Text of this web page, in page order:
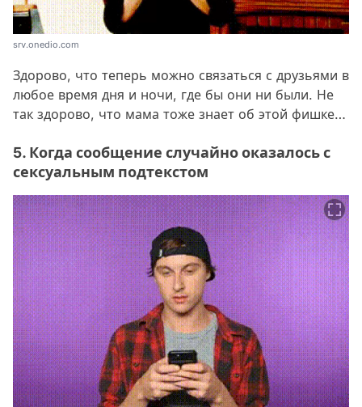
srv.onedio.com
Здорово, что теперь можно связаться с друзьями в
любое время дня и ночи, где бы они ни были. Не
так здорово, что мама тоже знает об этой фишке…
5. Когда сообщение случайно оказалось с
сексуальным подтекстом